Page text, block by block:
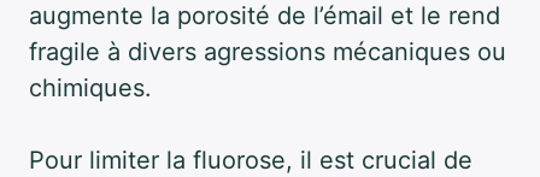
augmente la porosité de l’émail et le rend
fragile à divers agressions mécaniques ou
chimiques.
Pour limiter la fluorose, il est crucial de